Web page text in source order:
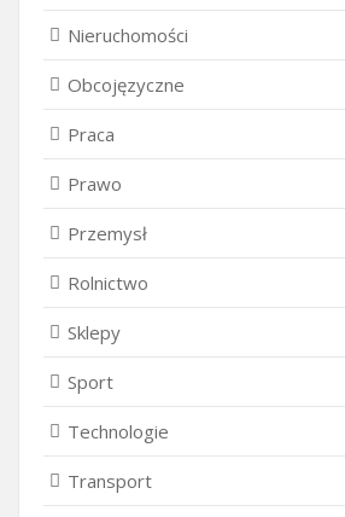
Nieruchomości
Obcojęzyczne
Praca
Prawo
Przemysł
Rolnictwo
Sklepy
Sport
Technologie
Transport